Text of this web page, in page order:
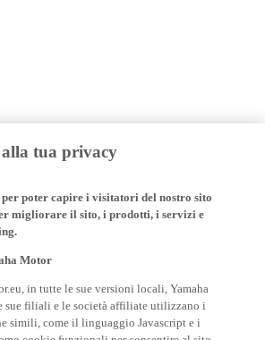
tua privacy
poter capire i visitatori del nostro sito
migliorare il sito, i prodotti, i servizi e
sue filiali e le società affiliate utilizzano i
simili, come il linguaggio Javascript e i
cookie funzionali per consentire al sito